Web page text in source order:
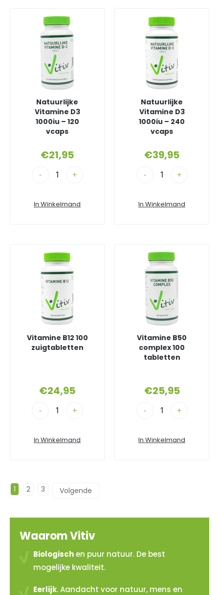
Natuurlijke
Vitamine D3
1000iu – 120
vcaps
€21,95
- +
In Winkelmand
Natuurlijke
Vitamine D3
1000iu – 240
vcaps
€39,95
- +
In Winkelmand
Vitamine B12 100
zuigtabletten
€24,95
- +
In Winkelmand
Vitamine B50
complex 100
tabletten
€25,95
- +
In Winkelmand
1 2 3 →
Waarom Vitiv
Biologischen puur natuur. De best
mogelijke kwaliteit.
Eerlijk. Aandacht voor natuur, mens en